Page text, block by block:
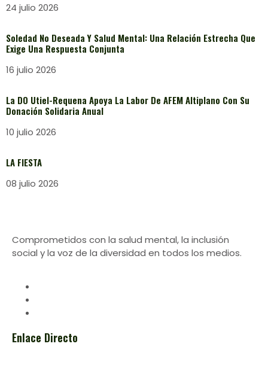
24 julio 2026
Soledad No Deseada Y Salud Mental: Una Relación Estrecha Que
Exige Una Respuesta Conjunta
16 julio 2026
La DO Utiel-Requena Apoya La Labor De AFEM Altiplano Con Su
Donación Solidaria Anual
10 julio 2026
LA FIESTA
08 julio 2026
Comprometidos con la salud mental, la inclusión
social y la voz de la diversidad en todos los medios.
Enlace Directo